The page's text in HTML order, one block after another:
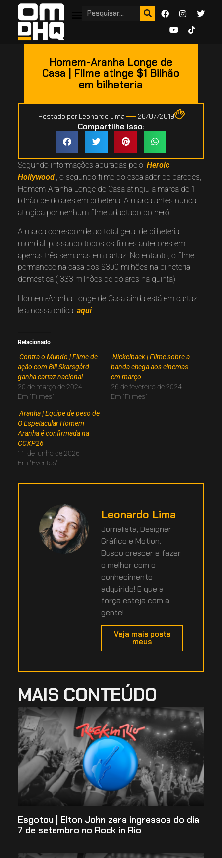
Homem-Aranha Longe de
Casa | Filme atinge $1 Bilhão
em bilheteria
Postado por Leonardo Lima 26/07/2019
Compartilhe isso:
Segundo informações apuradas pelo Heroic
Hollywood , o segundo filme do escalador de paredes,
Homem-Aranha Longe de Casa atingiu a marca de 1
bilhão de dólares em bilheteria. A marca antes nunca
atingida por nenhum filme adaptado do herói.
A marca corresponde ao total geral de bilheteria
mundial, passando todos os filmes anteriores em
apenas três semanas em cartaz. No entanto, o filme
permanece na casa dos $300 milhões na bilheteria
doméstica ( 333 milhões de dólares na quinta).
Homem-Aranha Longe de Casa ainda está em cartaz,
leia nossa crítica aqui !
Relacionado
Contra o Mundo | Filme de
ação com Bill Skarsgård
ganha cartaz nacional
20 de março de 2024
Em "Filmes"
Nickelback | Filme sobre a
banda chega aos cinemas
em março
26 de fevereiro de 2024
Em "Filmes"
Aranha | Equipe de peso de
O Espetacular Homem
Aranha é confirmada na
CCXP26
11 de junho de 2026
Em "Eventos"
Leonardo Lima
Jornalista, Designer
Gráfico e Motion.
Busco crescer e fazer
o melhor com o
conhecimento
adquirido! E que a
força esteja com a
gente!
Veja mais posts
meus
MAIS CONTEÚDO
Esgotou | Elton John zera ingressos do dia
7 de setembro no Rock in Rio